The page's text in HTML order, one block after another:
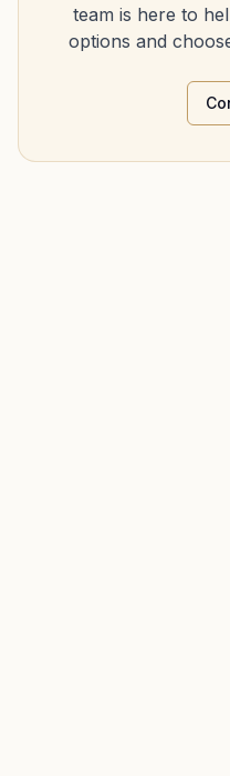
team is here to
options and